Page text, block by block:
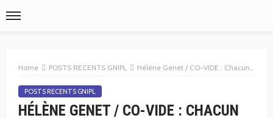
Home POSTS RECENTS GNIPL Hélène Genet / CO-VIDE : Chacun sa place /
POSTS RECENTS GNIPL
HÉLÈNE GENET / CO-VIDE : CHACUN